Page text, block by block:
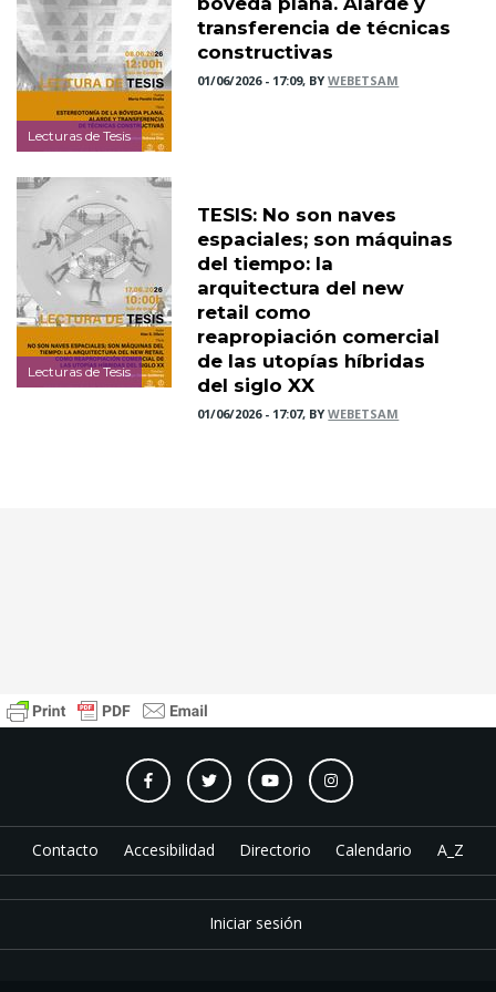
Lecturas de Tesis
transferencia de técnicas
constructivas
01/06/2026 - 17:09, BYWEBETSAM
Lecturas de Tesis
TESIS: No son naves
espaciales; son máquinas
del tiempo: la
arquitectura del new
retail como
reapropiación comercial
de las utopías híbridas
del siglo XX
01/06/2026 - 17:07, BYWEBETSAM
Contacto Accesibilidad Directorio Calendario A_Z
Iniciar sesión